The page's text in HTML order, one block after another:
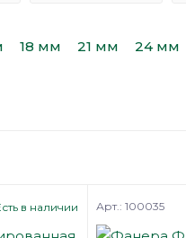
18 мм 21 мм 24 мм
в наличии Арт.: 100035